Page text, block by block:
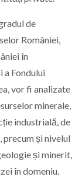
de
României,
în
a Fondului
vor fi analizate
minerale,
industrială, de
precum și nivelul
și minerit,
în domeniu.